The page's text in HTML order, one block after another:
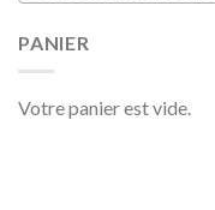
PANIER
Votre panier est vide.